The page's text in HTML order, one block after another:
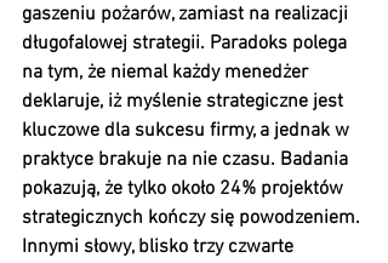
gaszeniu pożarów, zamiast na realizacji
długofalowej strategii. Paradoks polega
na tym, że niemal każdy menedżer
deklaruje, iż myślenie strategiczne jest
kluczowe dla sukcesu firmy, a jednak w
praktyce brakuje na nie czasu. Badania
pokazują, że tylko około 24% projektów
strategicznych kończy się powodzeniem.
Innymi słowy, blisko trzy czwarte